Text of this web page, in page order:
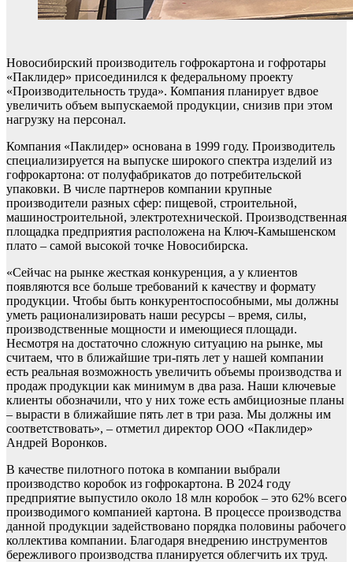
Новосибирский производитель гофрокартона и гофротары
«Паклидер» присоединился к федеральному проекту
«Производительность труда». Компания планирует вдвое
увеличить объем выпускаемой продукции, снизив при этом
нагрузку на персонал.
Компания «Паклидер» основана в 1999 году. Производитель
специализируется на выпуске широкого спектра изделий из
гофрокартона: от полуфабрикатов до потребительской
упаковки. В числе партнеров компании крупные
производители разных сфер: пищевой, строительной,
машиностроительной, электротехнической. Производственная
площадка предприятия расположена на Ключ-Камышенском
плато – самой высокой точке Новосибирска.
«Сейчас на рынке жесткая конкуренция, а у клиентов
появляются все больше требований к качеству и формату
продукции. Чтобы быть конкурентоспособными, мы должны
уметь рационализировать наши ресурсы – время, силы,
производственные мощности и имеющиеся площади.
Несмотря на достаточно сложную ситуацию на рынке, мы
считаем, что в ближайшие три-пять лет у нашей компании
есть реальная возможность увеличить объемы производства и
продаж продукции как минимум в два раза. Наши ключевые
клиенты обозначили, что у них тоже есть амбициозные планы
– вырасти в ближайшие пять лет в три раза. Мы должны им
соответствовать», – отметил директор ООО «Паклидер»
Андрей Воронков.
В качестве пилотного потока в компании выбрали
производство коробок из гофрокартона. В 2024 году
предприятие выпустило около 18 млн коробок – это 62% всего
производимого компанией картона. В процессе производства
данной продукции задействовано порядка половины рабочего
коллектива компании. Благодаря внедрению инструментов
бережливого производства планируется облегчить их труд.